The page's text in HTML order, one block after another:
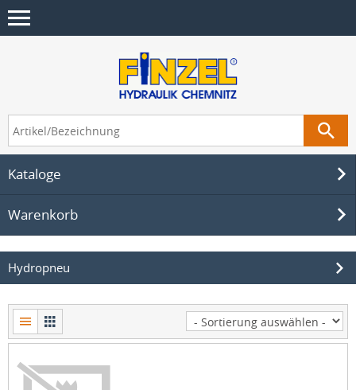
Kataloge
Warenkorb
Hydropneu